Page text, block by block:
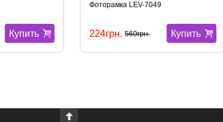
Купить
Фоторамка LEV-7049
Купить
224грн. 560грн.